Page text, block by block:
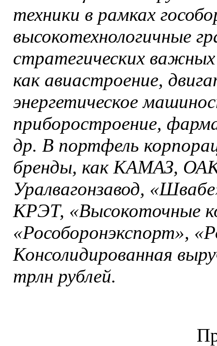
техники в рамках
высокотехнологичные
стратегических
как авиастроение,
энергетическое
приборостроение,
др. В портфель
бренды, как КАМАЗ,
Уралвагонзавод,
КРЭТ, «Высокоточные
«Рособоронэкспорт»,
Консолидированная
трлн рублей.